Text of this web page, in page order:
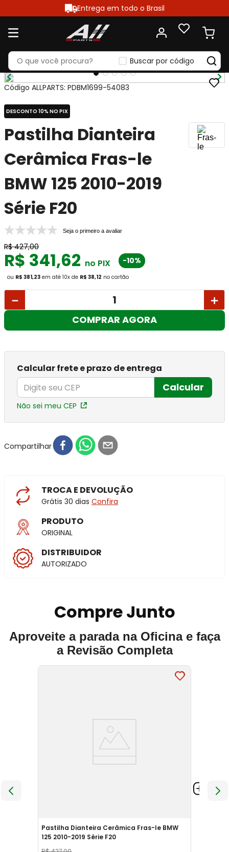
Entrega em todo o Brasil
Buscar por código
Código ALLPARTS: PDBM1699-54083
DESCONTO 10% NO PIX
Pastilha Dianteira
Cerâmica Fras-le
BMW 125 2010-2019
Série F20
Seja o primeiro a avaliar
R$ 427,00
R$ 341,62 no PIX -10%
ou R$ 381,23 em até 10x de R$ 38,12 no cartão
＋
－
COMPRAR AGORA
Calcular frete e prazo de entrega
Calcular
Não sei meu CEP
Compartilhar
TROCA E DEVOLUÇÃO
Grátis 30 dias Confira
PRODUTO
ORIGINAL
DISTRIBUIDOR
AUTORIZADO
Compre Junto
Aproveite a parada na Oficina e faça
a Revisão Completa
Pastilha Dianteira Cerâmica Fras-le BMW
125 2010-2019 Série F20